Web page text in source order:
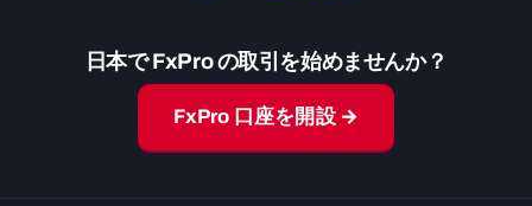
日本で FxPro の取引を始めませんか？
FxPro 口座を開設 →